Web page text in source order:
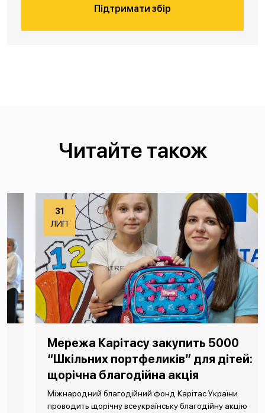
Підтримати збір
Читайте також
Мережа Карітасу закупить 5000
“Шкільних портфеликів” для дітей:
щорічна благодійна акція
Міжнародний благодійний фонд Карітас України
проводить щорічну всеукраїнську благодійну акцію